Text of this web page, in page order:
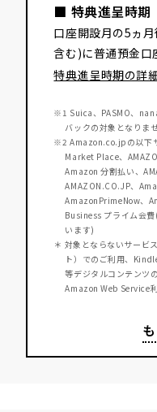
■ 特典進呈時期
口座開設月の5ヵ
含む)に普通預金口
特典進呈時期の詳
※1 Suica、PASMO、
バックの対象となりま
※2 Amazon.co.jpの以下
Market Place、
Amazon 分割払い、
AMAZON.CO.JP、
AmazonPrimeNow、
Business プライム会
います)
＊ 対象とならないサービ
ト）でのご利用、
等デジタルコンテンツ
Amazon Web Service